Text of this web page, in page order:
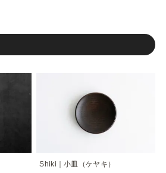
Shiki｜小皿（ケヤキ）